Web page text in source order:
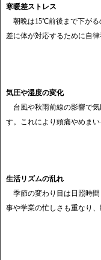
寒暖差ストレス
朝晩は15℃前後まで下がる
差に体が対応するために自
気圧や湿度の変化
台風や秋雨前線の影響で気
す。これにより頭痛やめまい
生活リズムの乱れ
季節の変わり目は日照時
事や学業の忙しさも重なり